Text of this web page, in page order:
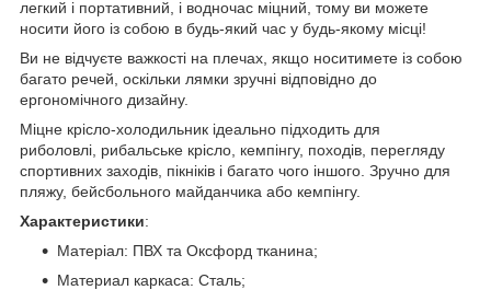
легкий і портативний, і водночас міцний, тому ви можете
носити його із собою в будь-який час у будь-якому місці!
Ви не відчуєте важкості на плечах, якщо носитимете із собою
багато речей, оскільки лямки зручні відповідно до
ергономічного дизайну.
Міцне крісло-холодильник ідеально підходить для
риболовлі, рибальське крісло, кемпінгу, походів, перегляду
спортивних заходів, пікніків і багато чого іншого. Зручно для
пляжу, бейсбольного майданчика або кемпінгу.
Характеристики:
Матеріал: ПВХ та Оксфорд тканина;
Материал каркаса: Сталь;